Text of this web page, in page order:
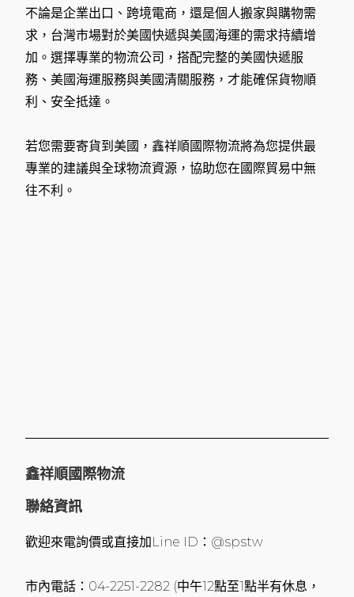
不論是企業出口、跨境電商，還是個人搬家與購物需
求，台灣市場對於美國快遞與美國海運的需求持續增
加。選擇專業的物流公司，搭配完整的美國快遞服
務、美國海運服務與美國清關服務，才能確保貨物順
利、安全抵達。
若您需要寄貨到美國，鑫祥順國際物流將為您提供最
專業的建議與全球物流資源，協助您在國際貿易中無
往不利。
鑫祥順國際物流
聯絡資訊
歡迎來電詢價或直接加Line ID：@spstw
市內電話：04-2251-2282 (中午12點至1點半有休息，